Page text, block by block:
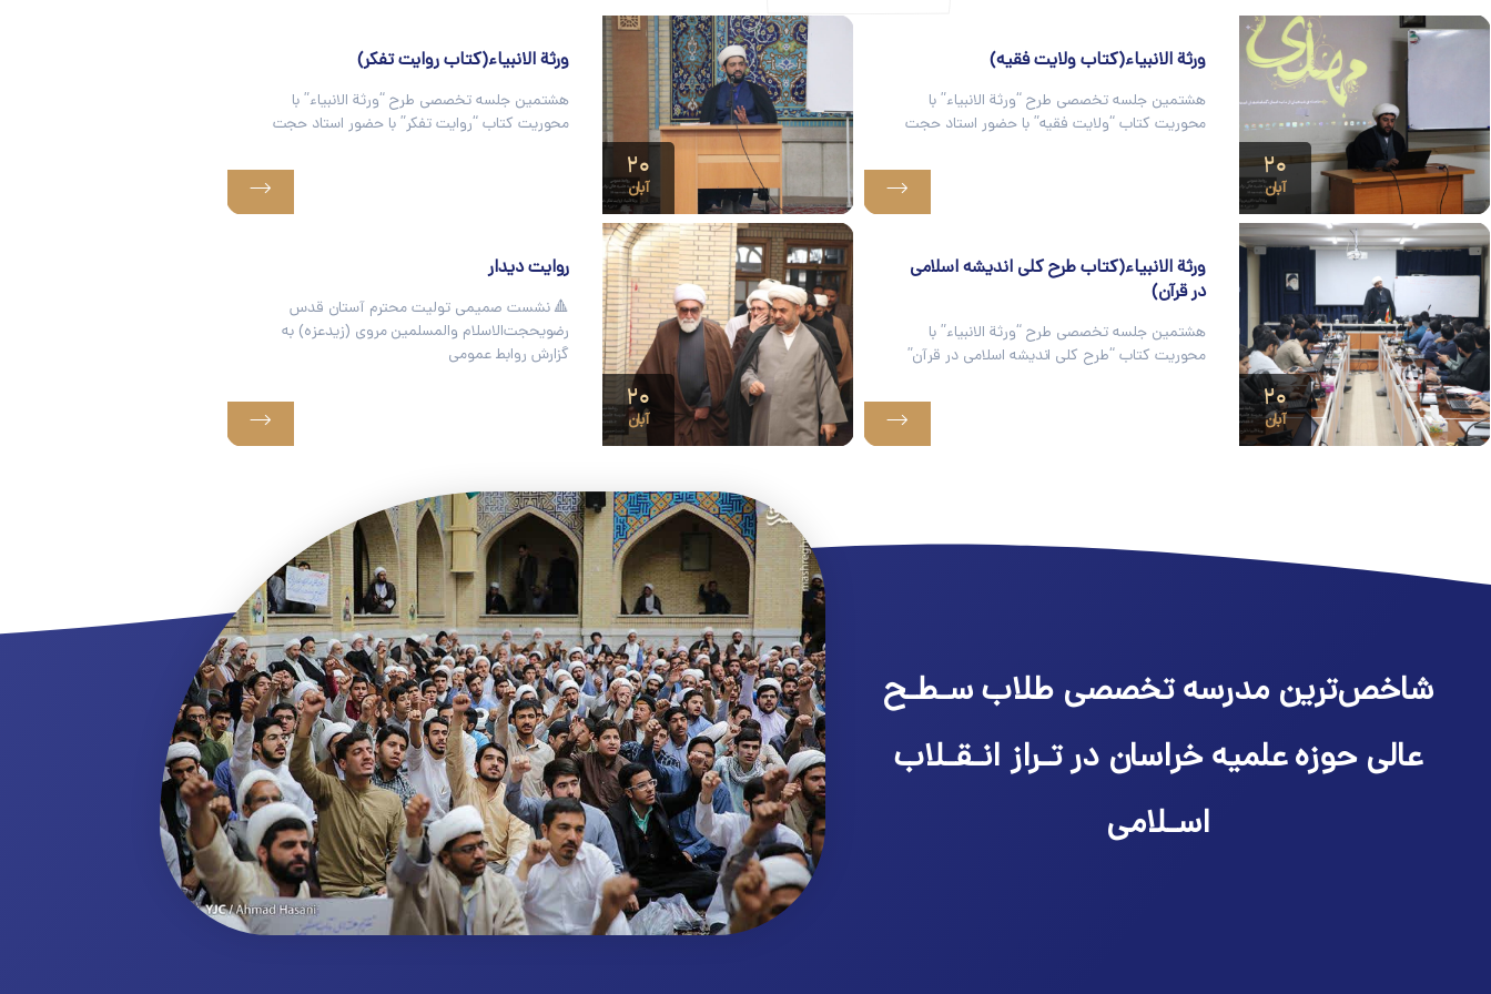
۲۰
آبان
ورثة الانبیاء(کتاب ولایت فقیه)
هشتمین جلسه تخصصی طرح “ورثة الانبیاء” با
محوریت کتاب “ولایت فقیه” با حضور استاد حجت
۲۰
آبان
ورثة الانبیاء(کتاب روایت تفکر)
هشتمین جلسه تخصصی طرح “ورثة الانبیاء” با
محوریت کتاب “روایت تفکر” با حضور استاد حجت
۲۰
آبان
ورثة الانبیاء(کتاب طرح کلی اندیشه اسلامی
در قرآن)
هشتمین جلسه تخصصی طرح “ورثة الانبیاء” با
محوریت کتاب “طرح کلی اندیشه اسلامی در قرآن”
۲۰
آبان
روایت دیدار
🔺 نشست صمیمی تولیت محترم آستان قدس
رضویحجت‌الاسلام والمسلمین مروی (زیدعزه) به
گزارش روابط عمومی
شاخص‌ترین مدرسه تخصصی طلاب سـطـح
عالی حوزه علمیه خراسان در تـراز انـقـلاب
اسـلامی